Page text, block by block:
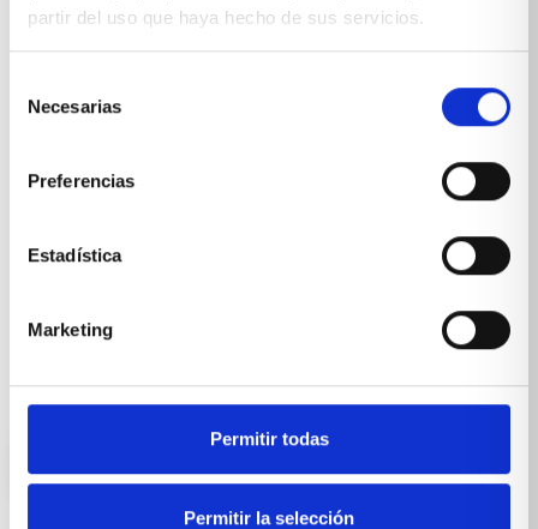
partir del uso que haya hecho de sus servicios.
Necesarias
Preferencias
Estadística
Marketing
Permitir todas
Permitir la selección
SOLICITA UNA CITA
Cocinas a medida
Profesionales